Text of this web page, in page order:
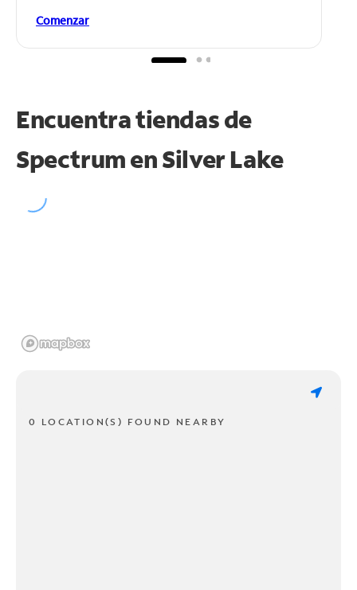
Comenzar
Encuentra tiendas de
Spectrum enSilver Lake
0 LOCATION(S) FOUND NEARBY